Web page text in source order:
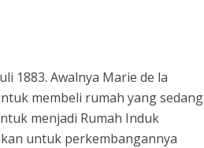
1883. Awalnya Marie de la
membeli rumah yang sedang
menjadi Rumah Induk
untuk perkembangannya